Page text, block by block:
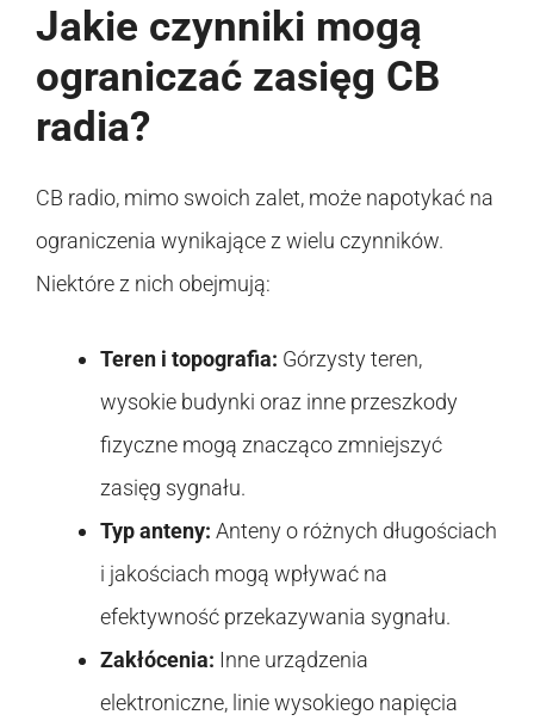
Jakie czynniki mogą
ograniczać zasięg CB
radia?
CB radio, mimo swoich zalet, może napotykać na
ograniczenia wynikające z wielu czynników.
Niektóre z nich obejmują:
Teren i topografia: Górzysty teren,
wysokie budynki oraz inne przeszkody
fizyczne mogą znacząco zmniejszyć
zasięg sygnału.
Typ anteny: Anteny o różnych długościach
i jakościach mogą wpływać na
efektywność przekazywania sygnału.
Zakłócenia: Inne urządzenia
elektroniczne, linie wysokiego napięcia